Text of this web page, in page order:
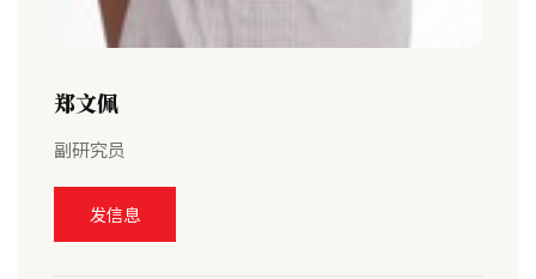
郑文佩
副研究员
发信息